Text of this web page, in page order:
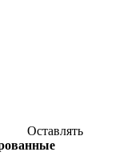
Оставлять